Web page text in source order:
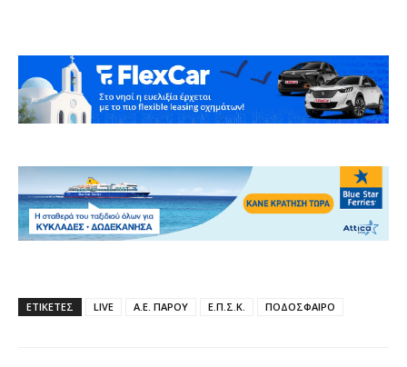
ΕΤΙΚΕΤΕΣ LIVE Α.Ε. ΠΑΡΟΥ Ε.Π.Σ.Κ. ΠΟΔΟΣΦΑΙΡΟ